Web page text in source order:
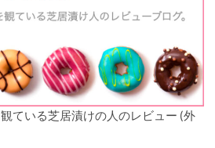
ている芝居漬けの人のレビュー (外